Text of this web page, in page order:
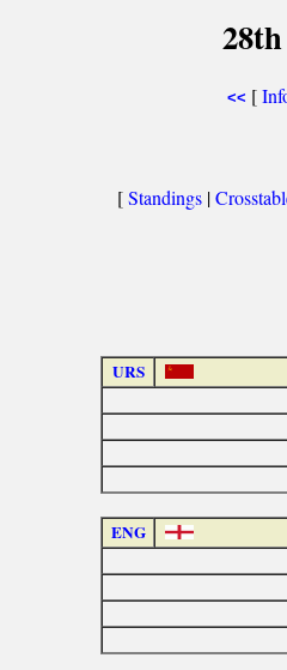
<< [
[Standings |
URS
ENG